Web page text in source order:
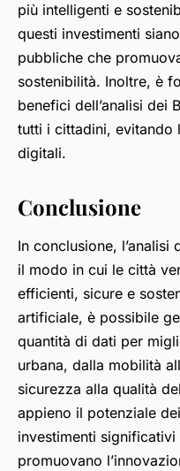
più intelligenti e
questi investimenti
pubbliche che
sostenibilità. Inoltre, è
benefici dell’analisi dei
tutti i cittadini, evitando
digitali.
Conclusione
In conclusione,
il modo in cui le città
efficienti, sicure e
artificiale, è possibile
quantità di dati per
urbana, dalla mobilità
sicurezza alla qualità
appieno il potenziale
investimenti
promuovano